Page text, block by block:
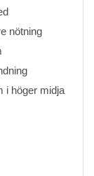
nötning
i höger midja